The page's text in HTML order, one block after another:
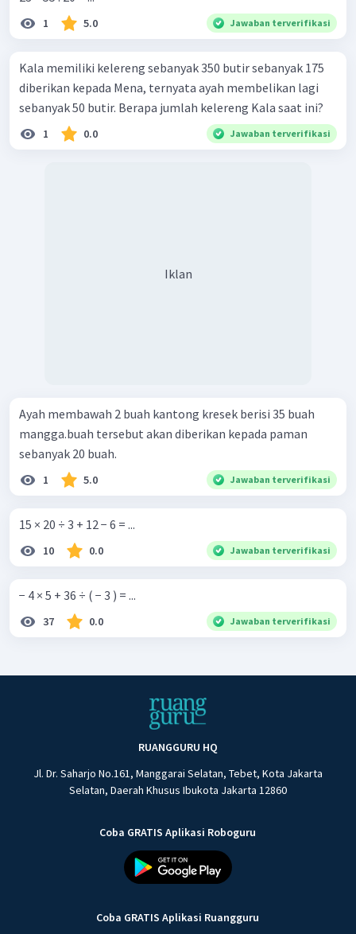
1 5.0 Jawaban terverifikasi
Kala memiliki kelereng sebanyak 350 butir sebanyak 175
diberikan kepada Mena, ternyata ayah membelikan lagi
sebanyak 50 butir. Berapa jumlah kelereng Kala saat ini?
1 0.0 Jawaban terverifikasi
Iklan
Ayah membawah 2 buah kantong kresek berisi 35 buah
mangga.buah tersebut akan diberikan kepada paman
sebanyak 20 buah.
1 5.0 Jawaban terverifikasi
15 × 20 ÷ 3 + 12 − 6 = ...
10 0.0 Jawaban terverifikasi
− 4 × 5 + 36 ÷ ( − 3 ) = ...
37 0.0 Jawaban terverifikasi
RUANGGURU HQ
Jl. Dr. Saharjo No.161, Manggarai Selatan, Tebet, Kota Jakarta
Selatan, Daerah Khusus Ibukota Jakarta 12860
Coba GRATIS Aplikasi Roboguru
Coba GRATIS Aplikasi Ruangguru